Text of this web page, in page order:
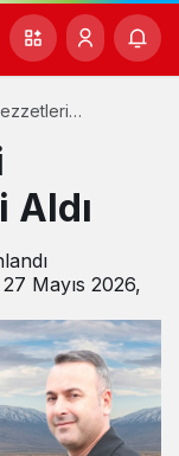
Aldı
27 Mayıs 2026,